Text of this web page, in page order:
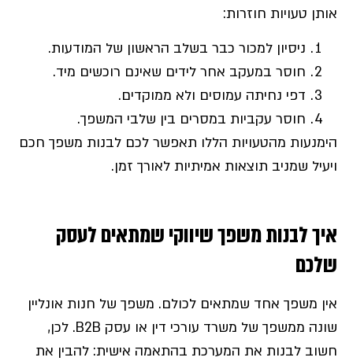
אותן טעויות חוזרות:
ניסיון למכור כבר בשלב הראשון של המודעות.
חוסר במעקב אחר לידים שאינם רוכשים מיד.
דפי נחיתה עמוסים ולא ממוקדים.
חוסר עקביות במסרים בין שלבי המשפך.
הימנעות מהטעויות הללו תאפשר לכם לבנות משפך חכם
ויעיל שמניב תוצאות אמיתיות לאורך זמן.
איך לבנות משפך שיווקי שמתאים לעסק
שלכם
אין משפך אחד שמתאים לכולם. משפך של חנות אונליין
שונה ממשפך של משרד עורכי דין או עסק B2B. לכן,
חשוב לבנות את המערכת בהתאמה אישית: להבין את